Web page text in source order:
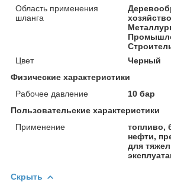
Область применения
шланга
Цвет
Черный
Физические характеристики
Рабочее давление
10 бар
Пользовательские характеристики
Применение
топливо,
нефти,
для
Скрыть